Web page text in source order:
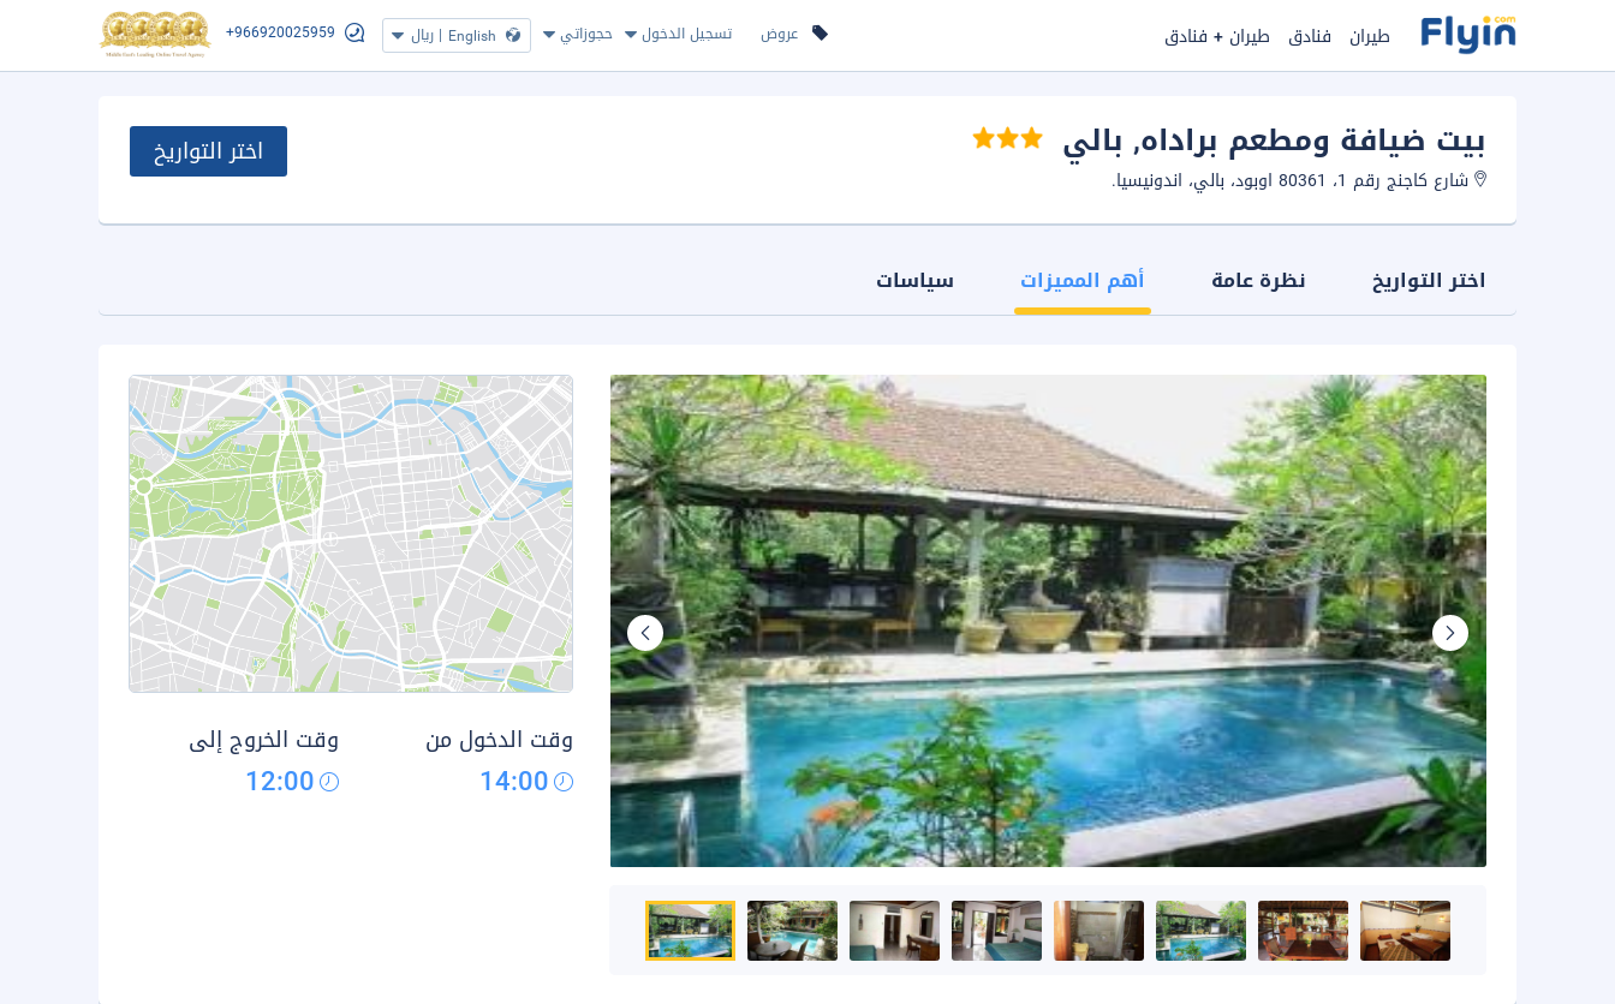
عروض تسجيل الدخول حجوزاتي English
| ريال +966920025959 طيران فنادق طيران + فنادق
بيت ضيافة ومطعم براداه, بالي
شارع كاجنج رقم 1، 80361 اوبود، بالي، اندونيسيا.
اختر التواريخ
اختر التواريخ نظرة عامة أهم المميزات سياسات
وقت الدخول من
14:00
وقت الخروج إلى
12:00